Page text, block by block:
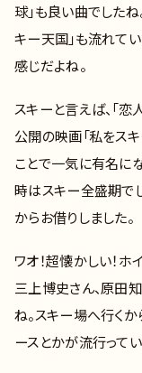
球」も良い曲でしたね
キー天国」も流れて
感じだよね。
スキーと言えば、「恋
公開の映画「私をス
ことで一気に有名に
時はスキー全盛期で
からお借りしました。
ワオ！超懐かしい！ホ
三上博史さん、原田
ね。スキー場へ行く
ースとかが流行ってい